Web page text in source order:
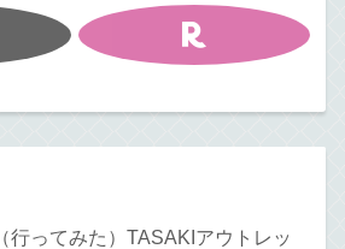
（行ってみた）TASAKIアウトレッ